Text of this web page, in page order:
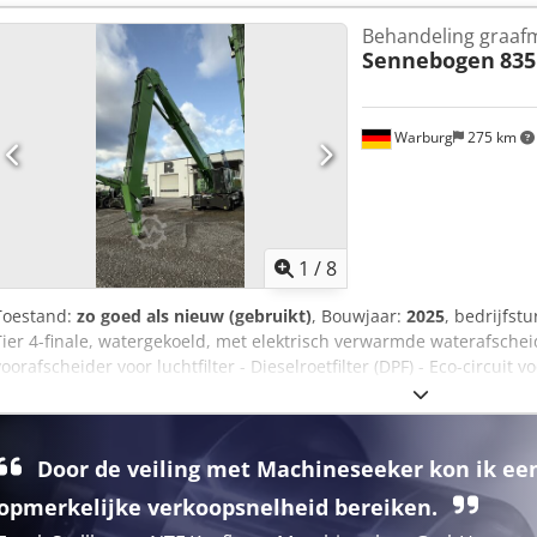
van goedkeuring)* 👷‍♂️ Geïnspecteerd door een
goedgekeurd ✅ 0 gebreken ℹ️ 0 uitgaven ⚠️ 📌 Opmerking van de
componenten zijn al verwijderd. De motor en de hydraulische
compleet. Er ontbreken echter enkele hydraulische onderdelen,
zou bovendien gebreken vertonen. 📄 Wilt u het volledige
bekijken? Tip: Het referentie "40537 Equippo" wordt vaak gebruikt
online. 💡 Waarom deze machine en onze service opvallen: ✔
Levering op de werklocatie mogelijk ✔ Geld-teruggarantie ✔
Overweegt u andere machines? Wij bieden handige tools en
bedieners – gemakkelijk toegankelijk op ons platform.
1 /8
Warburg 275 km
Behandeling
Sennebogen
zo goed als nieuw (gebruikt), Bouwjaar: 2025,
4-finale, watergekoeld, met elektrisch verwarmde
voor luchtfilter - Dieselroetfilter (DPF) - Eco-circuit
omkeerfunctie, voor het reinigen van de radiatoren -
- Smering van de tandkrans voor de
beschikbaarheid van de machine te garanderen tijdens beperkte
- Joystickbesturing Onderstel Mobiel onderstel met 4-
Massieve rubberbanden 12.00-20 (8-laags). Cabine-aanpassing
MAXCAB. Hydraulisch hefbaar tot ca. 2,7 meter
Door de veiling met Machineseeker kon ik
verkoopsnelheid bereiken.